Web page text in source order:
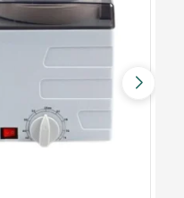
Xem bản đồ
Quận Hải Châu, TP.
3100